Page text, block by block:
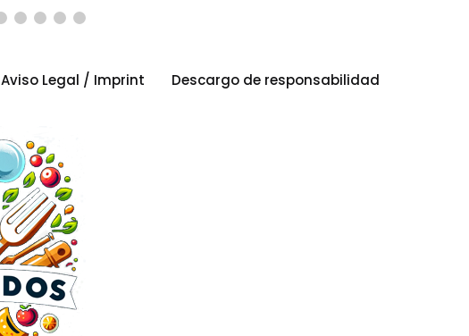
Aviso Legal / Imprint Descargo de responsabilidad